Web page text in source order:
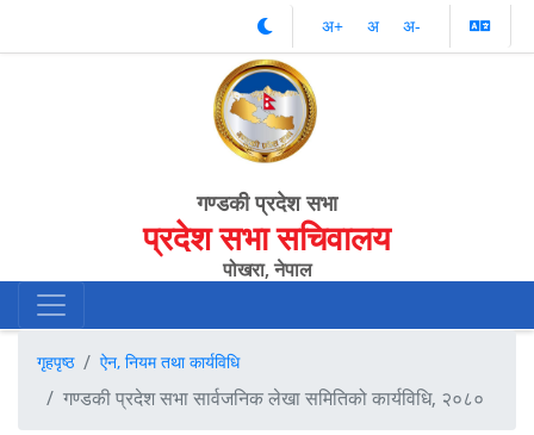
अ‌‌+ अ‌ अ‌-
गण्डकी प्रदेश सभा
प्रदेश सभा सचिवालय
पोखरा, नेपाल
गृहपृष्ठ ऐन, नियम तथा कार्यविधि
गण्डकी प्रदेश सभा सार्वजनिक लेखा समितिको कार्यविधि, २०८०